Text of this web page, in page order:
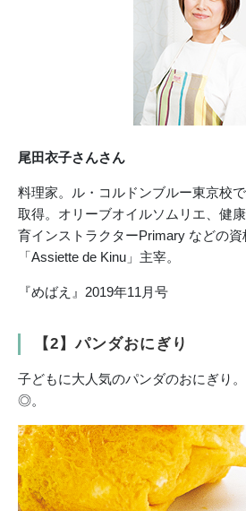
尾田衣子さんさん
料理家。ル・コルドンブルー東京校
取得。オリーブオイルソムリエ、健
育インストラクターPrimary などの
「Assiette de Kinu」主宰。
『めばえ』2019年11月号
【2】パンダおにぎり
子どもに大人気のパンダのおにぎり
◎。